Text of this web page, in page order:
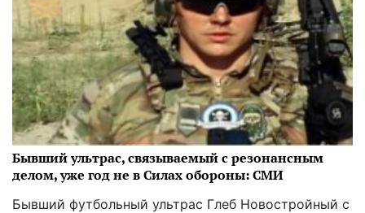
Бывший ультрас, связываемый с резонансным
делом, уже год не в Силах обороны: СМИ
Бывший футбольный ультрас Глеб Новостройный с